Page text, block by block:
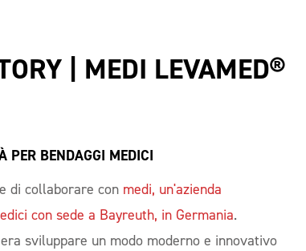
| MEDI LEVAMED®
PER BENDAGGI MEDICI
di collaborare con medi, un'azienda
con sede a Bayreuth, in Germania.
sviluppare un modo moderno e innovativo